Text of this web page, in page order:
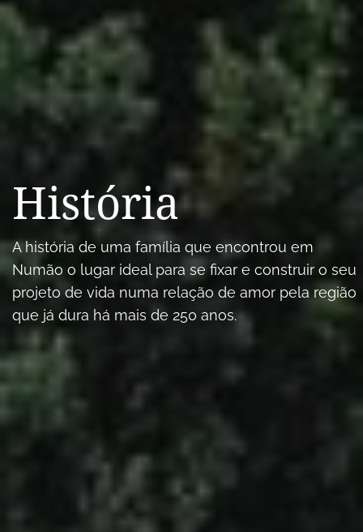
História
A história de uma família que encontrou em
Numão o lugar ideal para se fixar e construir o seu
projeto de vida numa relação de amor pela região
que já dura há mais de 250 anos.